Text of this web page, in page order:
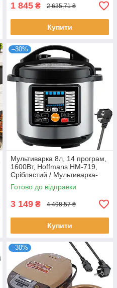
1 845 ₴ 2 635,71 ₴
Купити
–30%
Мультиварка 8л, 14 програм,
1600Вт, Hoffmans HM-719,
Сріблястий / Мультиварка-
скороварка / Електрична
мультиварка, Hoffmans HM-
719
Готово до відправки
3 149 ₴ 4 498,57 ₴
Купити
–30%